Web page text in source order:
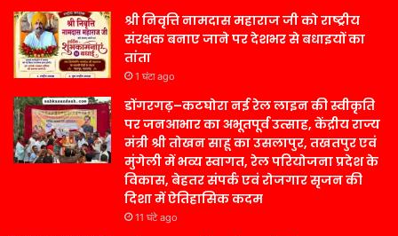
श्री निवृत्ति नामदास महाराज जी को राष्ट्रीय
संरक्षक बनाए जाने पर देशभर से बधाइयों का
तांता
1 घंटा ago
डोंगरगढ़–कटघोरा नई रेल लाइन की स्वीकृति
पर जनआभार का अभूतपूर्व उत्साह, केंद्रीय राज्य
मंत्री श्री तोखन साहू का उसलापुर, तखतपुर एवं
मुंगेली में भव्य स्वागत, रेल परियोजना प्रदेश के
विकास, बेहतर संपर्क एवं रोजगार सृजन की
दिशा में ऐतिहासिक कदम
11 घंटे ago